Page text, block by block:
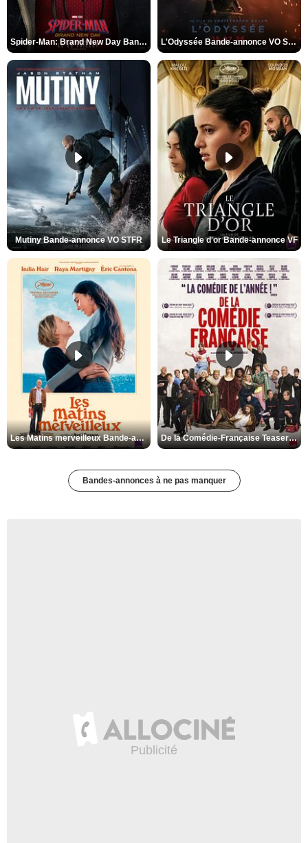
Spider-Man: Brand New Day Bande-annonce VO STFR L'Odyssée Bande-annonce VO STFR
Mutiny Bande-annonce VO STFR Le Triangle d'or Bande-annonce VF
Les Matins merveilleux Bande-annonce VF De la Comédie-Française Teaser VF
Bandes-annonces à ne pas manquer